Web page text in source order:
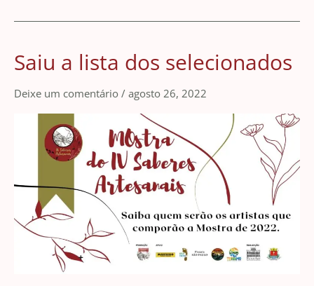
Saiu a lista dos selecionados
Deixe um comentário / agosto 26, 2022
Saiu
lista
selecionados